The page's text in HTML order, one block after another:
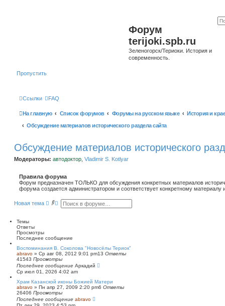
Форум
terijoki.spb.ru
Зеленогорск/Териоки. История и
современность.
Пропустить
Ссылки FAQ
На главную Список форумов Форумы на русском языке
История и
Обсуждение материалов исторического раздела сайта
Обсуждение материалов исторического
Модераторы: автодоктор Vladimir S. Kotlyar
Правила форума
Форум предназначен ТОЛЬКО для обсуждения конкретных материалов
форума создается администратором и соответствует конкретному материалу
Новая тема
П Р
е
н
ы
й
п
о
и
с
к
Темы
Ответы
Просмотры
Последнее сообщение
Воспоминания В. Соколова "Новосёлы Териок"
abravo » Ср авг 08, 2012 9:01 pm13 Ответы
41543 Просмотры
Последнее сообщение Аркадий
Ср июл 01, 2026 4:02 am
Храм Казанской иконы Божией Матери
abravo » Пн апр 27, 2009 2:20 pm6 Ответы
26406 Просмотры
Последнее сообщение abravo